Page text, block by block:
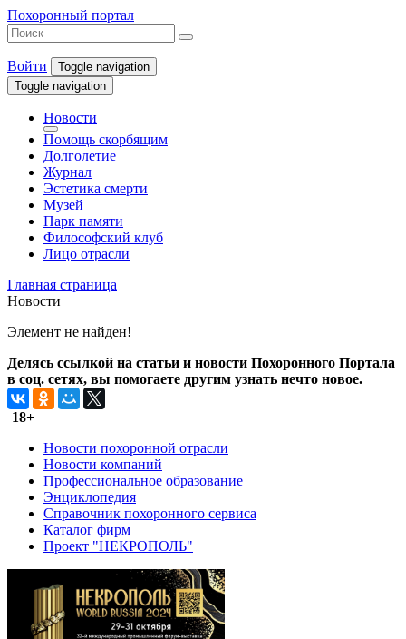
Похоронный портал
Войти
Toggle navigation
Toggle navigation
Новости
Помощь скорбящим
Долголетие
Журнал
Эстетика смерти
Музей
Парк памяти
Философский клуб
Лицо отрасли
Главная страница
Новости
Элемент не найден!
Делясь ссылкой на статьи и новости Похоронного Портала
в соц. сетях, вы помогаете другим узнать нечто новое.
18+
Новости похоронной отрасли
Новости компаний
Профессиональное образование
Энциклопедия
Справочник похоронного сервиса
Каталог фирм
Проект "НЕКРОПОЛЬ"